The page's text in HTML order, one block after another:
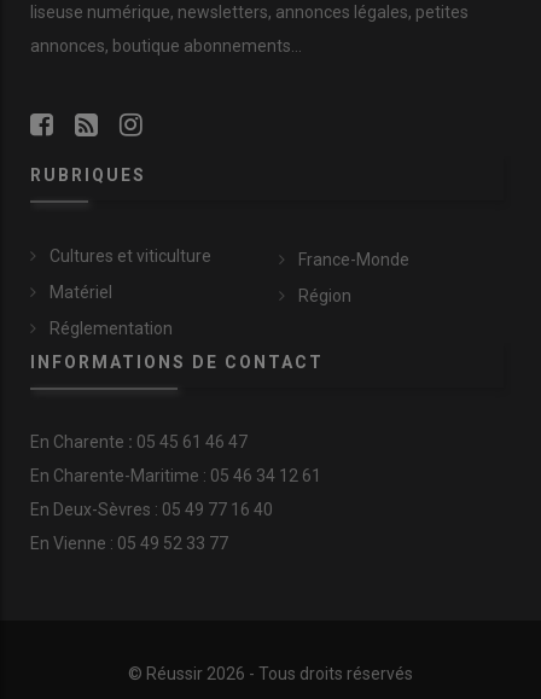
liseuse numérique, newsletters, annonces légales, petites
annonces, boutique abonnements…
RUBRIQUES
Cultures et viticulture
Matériel
Réglementation
France-Monde
Région
INFORMATIONS DE CONTACT
En Charente : 05 45 61 46 47
En Charente-Maritime : 05 46 34 12 61
En Deux-Sèvres : 05 49 77 16 40
En Vienne : 05 49 52 33 77
© Réussir 2026 - Tous droits réservés